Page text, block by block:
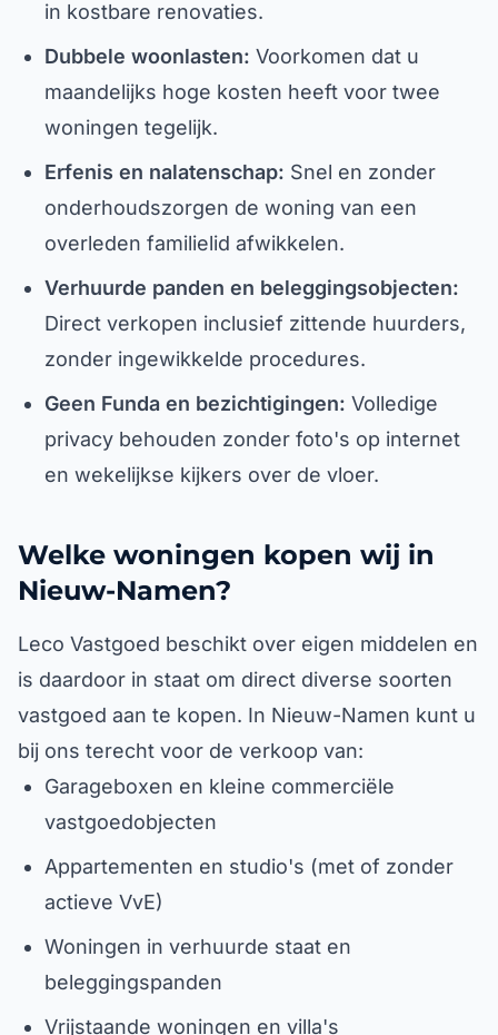
in kostbare renovaties.
Dubbele woonlasten: Voorkomen dat u
maandelijks hoge kosten heeft voor twee
woningen tegelijk.
Erfenis en nalatenschap: Snel en zonder
onderhoudszorgen de woning van een
overleden familielid afwikkelen.
Verhuurde panden en beleggingsobjecten:
Direct verkopen inclusief zittende huurders,
zonder ingewikkelde procedures.
Geen Funda en bezichtigingen: Volledige
privacy behouden zonder foto's op internet
en wekelijkse kijkers over de vloer.
Welke woningen kopen wij in
Nieuw-Namen?
Leco Vastgoed beschikt over eigen middelen en
is daardoor in staat om direct diverse soorten
vastgoed aan te kopen. In Nieuw-Namen kunt u
bij ons terecht voor de verkoop van:
Garageboxen en kleine commerciële
vastgoedobjecten
Appartementen en studio's (met of zonder
actieve VvE)
Woningen in verhuurde staat en
beleggingspanden
Vrijstaande woningen en villa's